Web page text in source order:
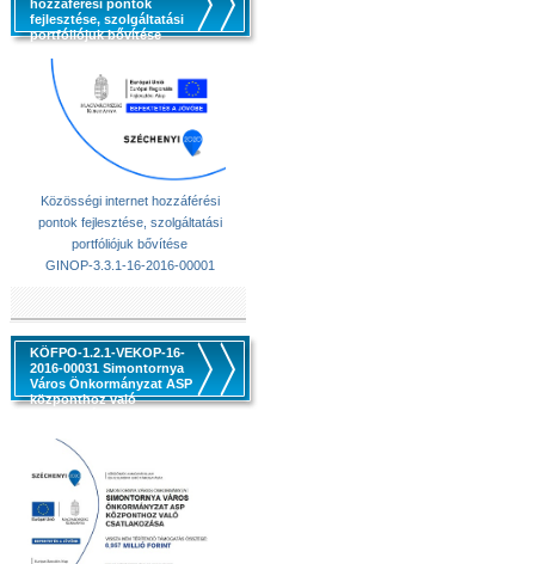
hozzáférési pontok
fejlesztése, szolgáltatási
portfóliójuk bővítése
Közösségi internet hozzáférési
pontok fejlesztése, szolgáltatási
portfóliójuk bővítése
GINOP-3.3.1-16-2016-00001
KÖFPO-1.2.1-VEKOP-16-
2016-00031 Simontornya
Város Önkormányzat ASP
központhoz való